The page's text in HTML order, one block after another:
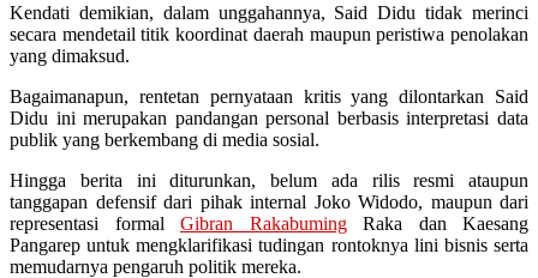
Kendati demikian, dalam unggahannya, Said Didu tidak merinci
secara mendetail titik koordinat daerah maupun peristiwa penolakan
yang dimaksud.
Bagaimanapun, rentetan pernyataan kritis yang dilontarkan Said
Didu ini merupakan pandangan personal berbasis interpretasi data
publik yang berkembang di media sosial.
Hingga berita ini diturunkan, belum ada rilis resmi ataupun
tanggapan defensif dari pihak internal Joko Widodo, maupun dari
representasi formal Gibran RakabumingRaka dan Kaesang
Pangarep untuk mengklarifikasi tudingan rontoknya lini bisnis serta
memudarnya pengaruh politik mereka.